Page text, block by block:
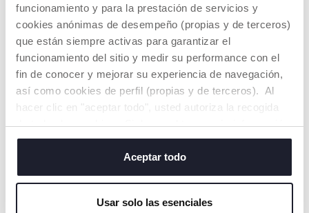
funcionamiento y para la prestación de servicios y
cookies anónimas de desempeño (propias y de terceros)
que están siempre activas para garantizar el
funcionamiento del sitio y medir su performance con el
fin de conocer y mejorar su experiencia de navegación,
así como cookies de perfil (propias y de terceros). Al
hacer clic en "aceptar todo", usted autoriza la recogida
de todas las cookies. Si desea obtener más información
o cambiar o revocar el consentimiento de todas o
algunas cookies, haga clic en "mostrar detalles". Al
cerrar este banner, usted consiente en utilizar
servicio solicitado.
Aceptar todo
Usar solo las esenciales
AÑADIR AÑADIR
OFERTA